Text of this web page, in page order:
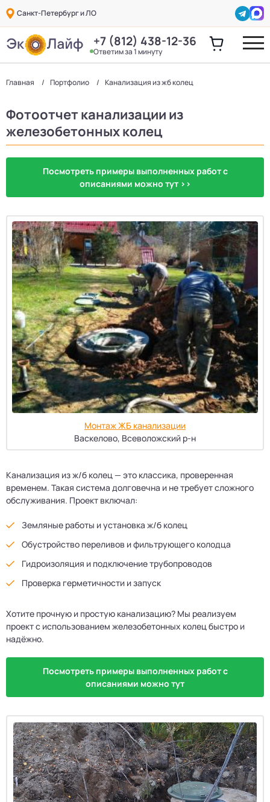
Санкт-Петербург и ЛО
+7 (812) 438-12-36
Ответим за 1 минуту
Главная Портфолио Канализация из жб колец
Фотоотчет канализации из
железобетонных колец
Посмотреть примеры выполненных работ с
описаниями можно тут >>
Монтаж ЖБ канализации
Васкелово, Всеволожский р-н
Канализация из ж/б колец — это классика, проверенная
временем. Такая система долговечна и не требует сложного
обслуживания. Проект включал:
Земляные работы и установка ж/б колец
Обустройство переливов и фильтрующего колодца
Гидроизоляция и подключение трубопроводов
Проверка герметичности и запуск
Хотите прочную и простую канализацию? Мы реализуем
проект с использованием железобетонных колец быстро и
надёжно.
Посмотреть примеры выполненных работ с
описаниями можно тут